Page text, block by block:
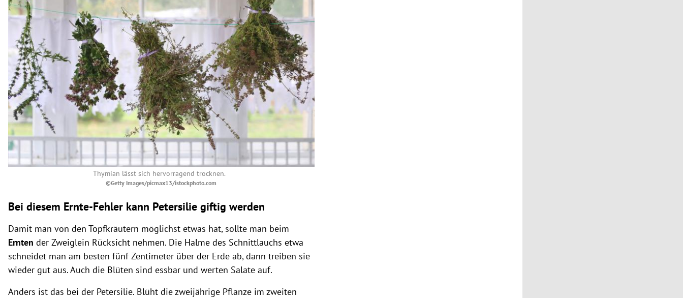
Thymian lässt sich hervorragend trocknen.
©Getty Images/picmax13/istockphoto.com
Bei diesem Ernte-Fehler kann Petersilie giftig werden
Damit man von den Topfkräutern möglichst etwas hat, sollte man beim
Ernten der Zweiglein Rücksicht nehmen. Die Halme des Schnittlauchs etwa
schneidet man am besten fünf Zentimeter über der Erde ab, dann treiben sie
wieder gut aus. Auch die Blüten sind essbar und werten Salate auf.
Anders ist das bei der Petersilie. Blüht die zweijährige Pflanze im zweiten